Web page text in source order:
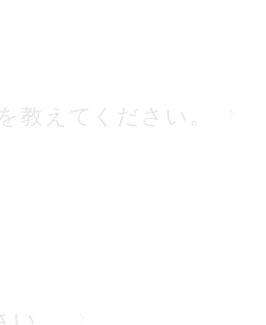
えてください。